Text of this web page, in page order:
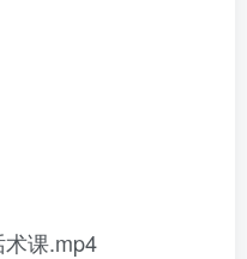
课.mp4